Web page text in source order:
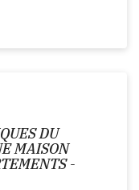
DU
MAISON
-